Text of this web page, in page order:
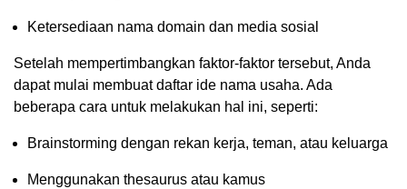
Ketersediaan nama domain dan media sosial
Setelah mempertimbangkan faktor-faktor tersebut, Anda
dapat mulai membuat daftar ide nama usaha. Ada
beberapa cara untuk melakukan hal ini, seperti:
Brainstorming dengan rekan kerja, teman, atau keluarga
Menggunakan thesaurus atau kamus